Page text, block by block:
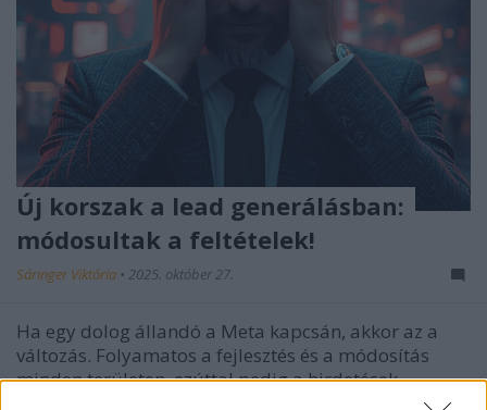
Új korszak a lead generálásban:
módosultak a feltételek!
Sáringer Viktória • 2025. október 27.
Ha egy dolog állandó a Meta kapcsán, akkor az a
változás. Folyamatos a fejlesztés és a módosítás
minden területen, ezúttal pedig a hirdetések